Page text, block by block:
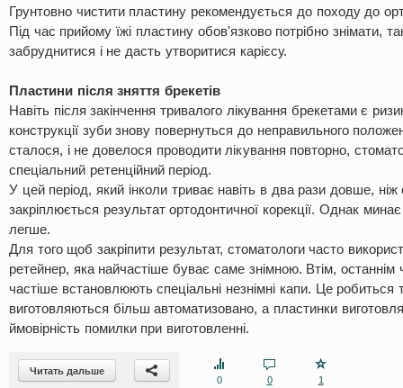
Грунтовно чистити пластину рекомендується до походу до
Під час прийому їжі пластину обов'язково потрібно знімати,
забруднитися і не дасть утворитися карієсу.
Пластини після зняття брекетів
Навіть після закінчення тривалого лікування брекетами є
конструкції зуби знову повернуться до неправильного
сталося, і не довелося проводити лікування повторно,
спеціальний ретенційний період.
У цей період, який інколи триває навіть в два рази довше, ніж
закріплюється результат ортодонтичної корекції. Однак
легше.
Для того щоб закріпити результат, стоматологи часто
ретейнер, яка найчастіше буває саме знімною. Втім, останнім
частіше встановлюють спеціальні незнімні капи. Це робиться
виготовляються більш автоматизовано, а пластинки
ймовірність помилки при виготовленні.
Читать дальше
0
0 1